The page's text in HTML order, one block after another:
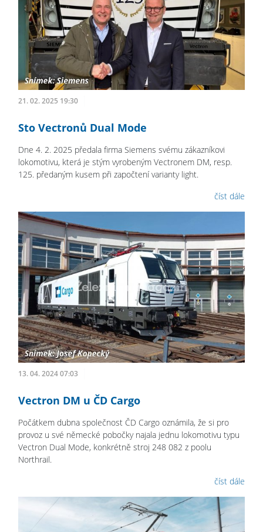
21. 02. 2025 19:30
Sto Vectronů Dual Mode
Dne 4. 2. 2025 předala firma Siemens svému zákazníkovi
lokomotivu, která je stým vyrobeným Vectronem DM, resp.
125. předaným kusem při započtení varianty light.
číst dále
13. 04. 2024 07:03
Vectron DM u ČD Cargo
Počátkem dubna společnost ČD Cargo oznámila, že si pro
provoz u své německé pobočky najala jednu lokomotivu typu
Vectron Dual Mode, konkrétně stroj 248 082 z poolu
Northrail.
číst dále